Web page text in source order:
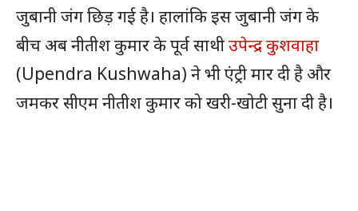
जुबानी जंग छिड़ गई है। हालांकि इस जुबानी जंग के
बीच अब नीतीश कुमार के पूर्व साथीउपेन्द्र कुशवाहा
(Upendra Kushwaha) ने भी एंट्री मार दी है और
जमकर सीएम नीतीश कुमार को खरी-खोटी सुना दी है।